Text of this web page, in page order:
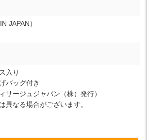
JAPAN）
入り
バッグ付き
サージュジャパン（株）発行）
異なる場合がございます。